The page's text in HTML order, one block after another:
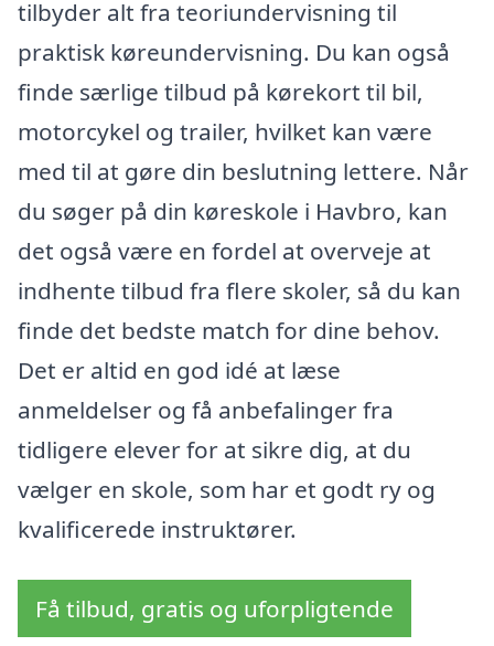
tilbyder alt fra teoriundervisning til
praktisk køreundervisning. Du kan også
finde særlige tilbud på kørekort til bil,
motorcykel og trailer, hvilket kan være
med til at gøre din beslutning lettere. Når
du søger på din køreskole i Havbro, kan
det også være en fordel at overveje at
indhente tilbud fra flere skoler, så du kan
finde det bedste match for dine behov.
Det er altid en god idé at læse
anmeldelser og få anbefalinger fra
tidligere elever for at sikre dig, at du
vælger en skole, som har et godt ry og
kvalificerede instruktører.
Få tilbud, gratis og uforpligtende